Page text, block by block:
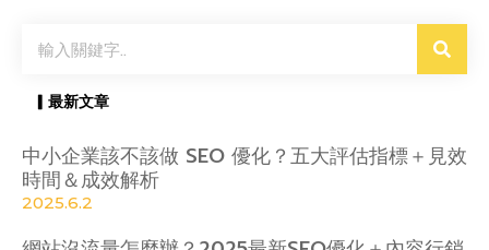
▎最新文章
中小企業該不該做 SEO 優化？五大評估指標＋見效
時間＆成效解析
2025.6.2